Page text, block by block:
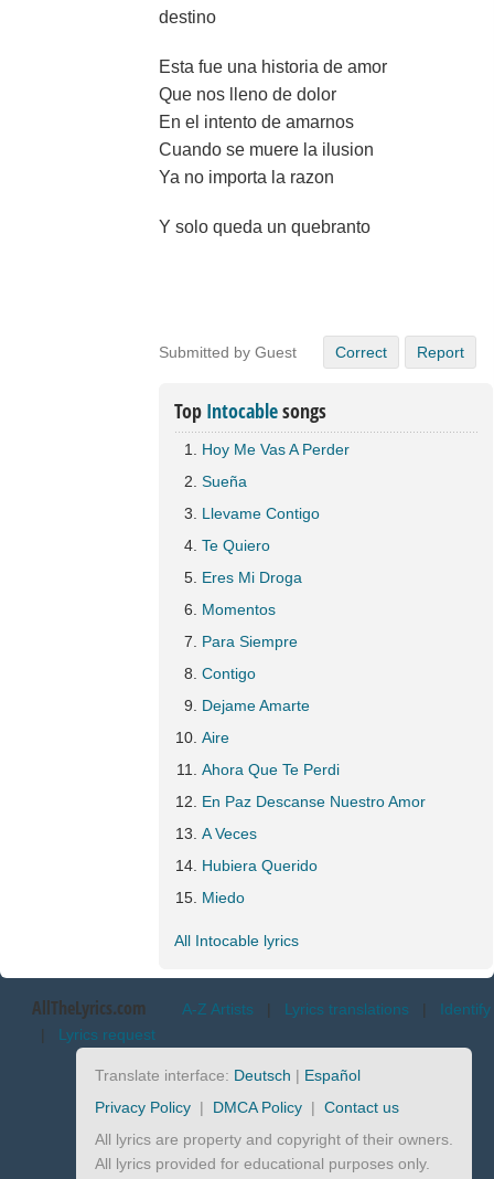
destino
Esta fue una historia de amor
Que nos lleno de dolor
En el intento de amarnos
Cuando se muere la ilusion
Ya no importa la razon
Y solo queda un quebranto
Submitted by Guest Correct Report
Top Intocablesongs
Hoy Me Vas A Perder
Sueña
Llevame Contigo
Te Quiero
Eres Mi Droga
Momentos
Para Siempre
Contigo
Dejame Amarte
Aire
Ahora Que Te Perdi
En Paz Descanse Nuestro Amor
A Veces
Hubiera Querido
Miedo
All Intocable lyrics
AllTheLyrics.com A-Z Artists | Lyrics translations | Identify
| Lyrics request
Translate interface: Deutsch | Español
Privacy Policy | DMCA Policy | Contact us
All lyrics are property and copyright of their owners.
All lyrics provided for educational purposes only.